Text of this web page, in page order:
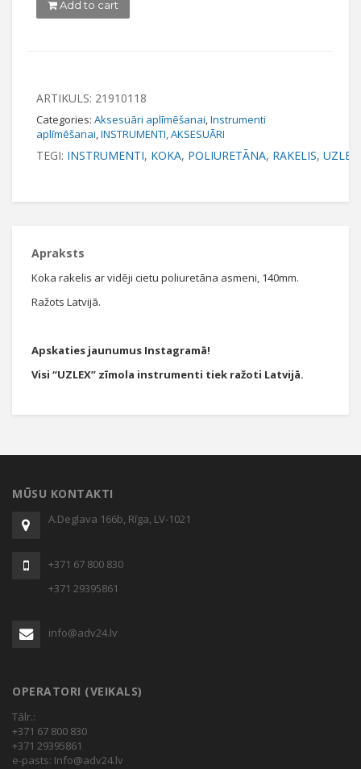
Add to cart
ARTIKULS: 21910118
Categories: Aksesuāri aplīmēšanai,Instrumenti
aplīmēšanai,INSTRUMENTI, AKSESUĀRI
TEGI: INSTRUMENTI, KOKA, POLIURETĀNA, RAKELIS, UZLEX
Apraksts
Koka rakelis ar vidēji cietu poliuretāna asmeni, 140mm.
Ražots Latvijā.
Apskaties jaunumus Instagramā!
Visi “UZLEX” zīmola instrumenti tiek ražoti Latvijā.
MŪSU KONTAKTI
A.Deglava 166b, Rīga, LV-1021
+371 67 800 830
+371 29395861
info@adv24.lv
OPERATORI (VEIKALS)
Tālr.:
+371 67 800 830
+371 29395861
e-pasts: Info@adv24.lv